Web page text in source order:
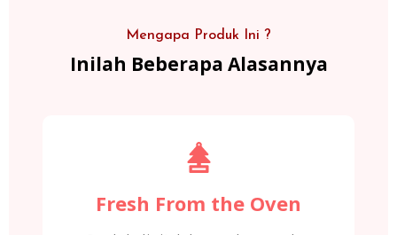
Mengapa Produk Ini ?
Inilah Beberapa Alasannya
Fresh From the Oven